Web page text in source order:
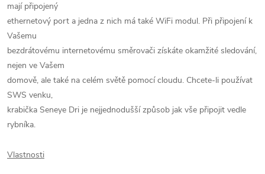
mají připojený
ethernetový port a jedna z nich má také WiFi modul. Při připojení k
Vašemu
bezdrátovému internetovému směrovači získáte okamžité sledování,
nejen ve Vašem
domově, ale také na celém světě pomocí cloudu. Chcete-li používat
SWS venku,
krabička Seneye Dri je nejjednodušší způsob jak vše připojit vedle
rybníka.
Vlastnosti